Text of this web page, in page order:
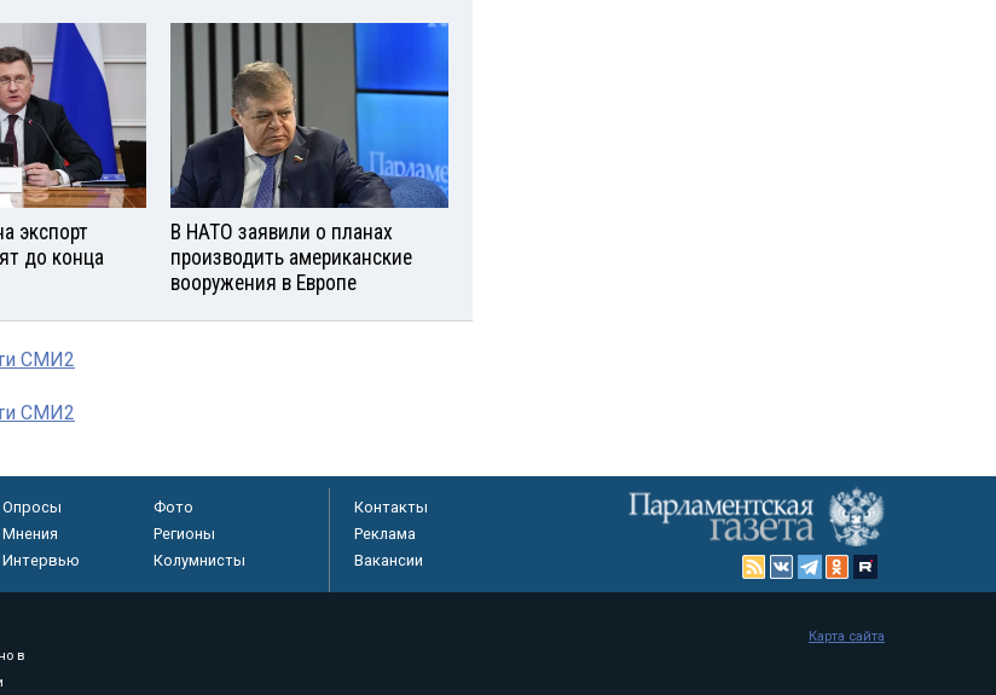
экспорт
до конца
В НАТО заявили о планах
производить американские
вооружения в Европе
СМИ2
СМИ2
Опросы
Фото
Мнения
Регионы
Интервью Колумнисты
Контакты
Реклама
Вакансии
в
Карта сайта